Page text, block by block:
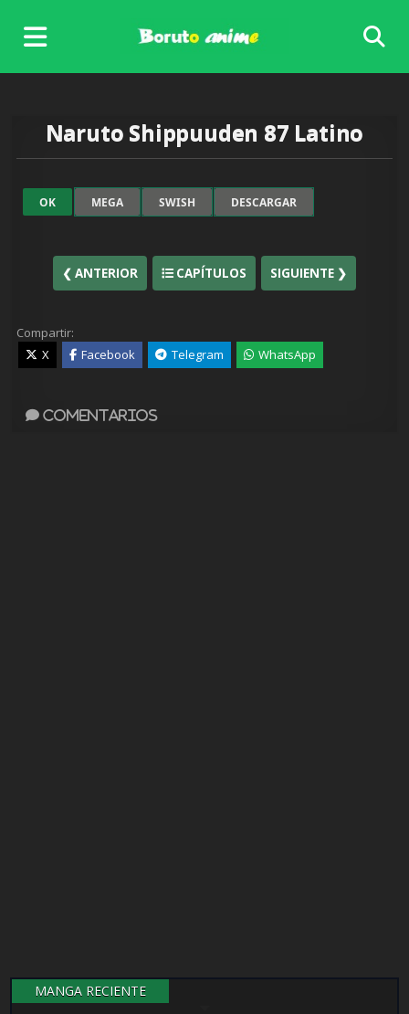
content
Naruto Shippuuden 87 Latino
OK MEGA SWISH DESCARGAR
❮ ANTERIOR CAPÍTULOS SIGUIENTE ❯
Compartir:
X
Facebook Telegram WhatsApp
Comentarios
MANGA RECIENTE